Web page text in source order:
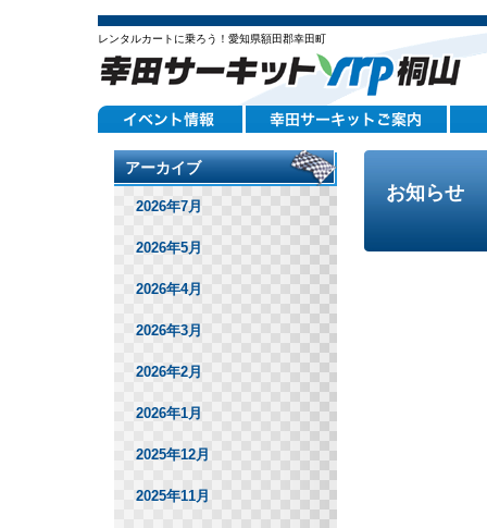
レンタルカートに乗ろう！愛知県額田郡幸田町
お知らせ
アーカイブ
2026年7月
2026年5月
2026年4月
2026年3月
2026年2月
2026年1月
2025年12月
2025年11月